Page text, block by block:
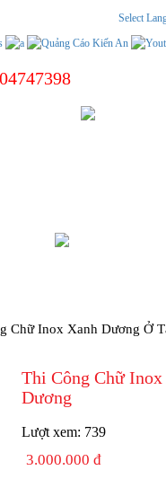
Select
Chữ Inox Xanh Dương Ở
Thi Công Chữ
Dương
Lượt xem: 739
3.000.000 đ